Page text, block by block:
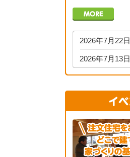
2026年7月22日
2026年7月13日